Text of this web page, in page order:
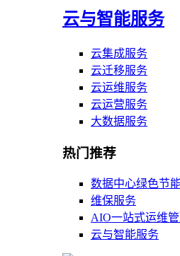
云与智能服务
云集成服务
云迁移服务
云运维服务
云运营服务
大数据服务
热门推荐
数据中心绿色节
维保服务
AIO一站式运维
云与智能服务